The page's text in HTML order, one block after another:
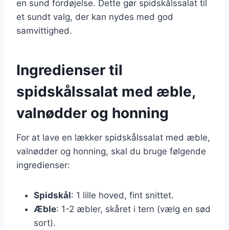
en sund fordøjelse. Dette gør spidskålssalat til
et sundt valg, der kan nydes med god
samvittighed.
Ingredienser til
spidskålssalat med æble,
valnødder og honning
For at lave en lækker spidskålssalat med æble,
valnødder og honning, skal du bruge følgende
ingredienser:
Spidskål: 1 lille hoved, fint snittet.
Æble: 1-2 æbler, skåret i tern (vælg en sød
sort).